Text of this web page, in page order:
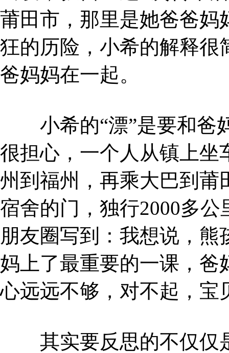
莆田市，那里是她爸爸妈
狂的历险，小希的解释很
爸妈妈在一起。
小希的“漂”是要和爸
很担心，一个人从镇上坐
州到福州，再乘大巴到莆
宿舍的门，独行2000多
朋友圈写到：我想说，
妈上了最重要的一课，爸
心远远不够，对不起，
其实要反思的不仅仅